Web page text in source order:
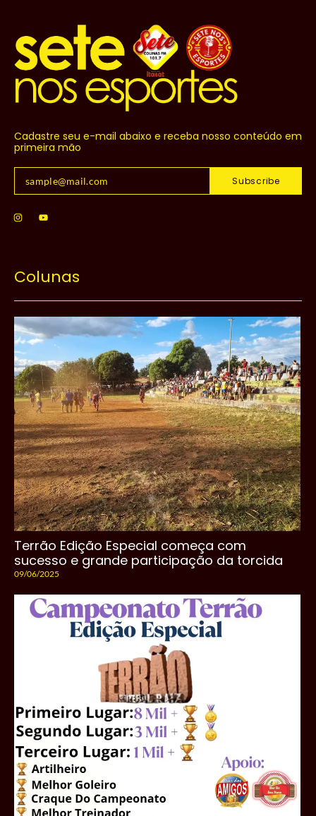
Cadastre seu e-mail abaixo e receba nosso conteúdo em
primeira mão
Subscribe
Colunas
Terrão Edição Especial começa com
sucesso e grande participação da torcida
09/06/2025